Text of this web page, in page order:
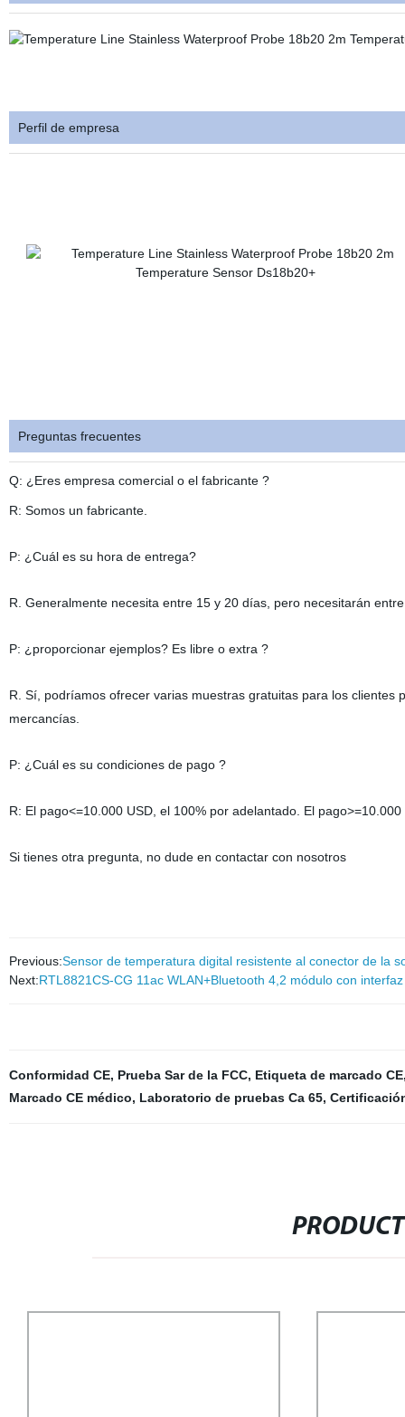
Perfil de empresa
Preguntas frecuentes
Q: ¿Eres empresa comercial o el fabricante ?
R: Somosun fabricante.
P: ¿Cuál es su hora de entrega?
R. Generalmente necesita entre 15 y 20 días, pero necesitarán
P: ¿proporcionar ejemplos? Es libre o extra ?
R. Sí, podríamos ofrecer varias muestras gratuitas para los clientes
mercancías.
P: ¿Cuál es su condiciones de pago ?
R: El pago<=10.000 USD, el 100% por adelantado. El
Si tienes otra pregunta, no dude en contactar con nosotros
Previous:Sensor de temperatura digital resistente al conector de la
Next:RTL8821CS-CG 11ac WLAN+Bluetooth 4,2 módulo con
Conformidad CE, Prueba Sar de la FCC, Etiqueta de marcado CE
Marcado CE médico, Laboratorio de pruebas Ca 65,